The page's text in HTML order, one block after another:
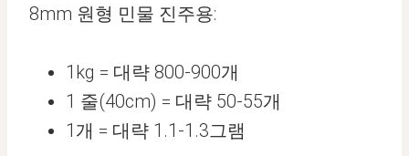
8mm 원형 민물 진주용:
1kg = 대략 800-900개
1 줄(40cm) = 대략 50-55개
1개 = 대략 1.1-1.3그램